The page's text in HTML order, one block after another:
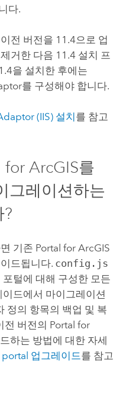
다.
전 버전을 11.4으로 업
거한 다음 11.4설치 프
을 설치한 후에는
를 구성해야 합니다.
(IIS)설치 를 참고
for ArcGIS를
그레이션하는
기존 Portal for ArcGIS
드됩니다. config.js
털에 대해 구성한 모든
드에서 마이그레이션
정의 항목의 백업 및 복
전 버전의 Portal for
하는 방법에 대한 자세
portal 업그레이드를 참고